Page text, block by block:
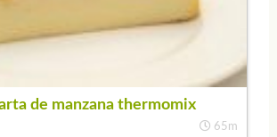
de manzana thermomix
65m